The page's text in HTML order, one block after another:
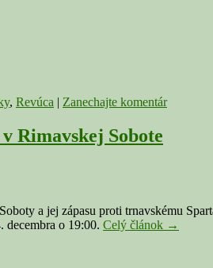
, Revúca | Zanechajte komentár
Rimavskej Sobote
a jej zápasu proti trnavskému
o 19:00. Celý článok TRNAVA:
→